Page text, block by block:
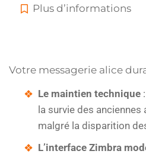
Plus d’informations
Votre messagerie alice
Le maintien technique
la survie des
malgré la disparition
L’interface Zimbra